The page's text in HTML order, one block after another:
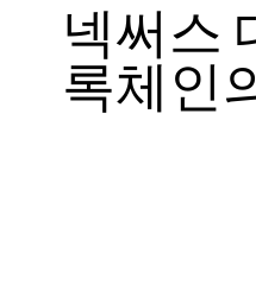
넥써스
록체인